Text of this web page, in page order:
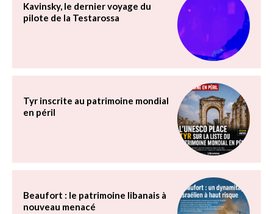
Kavinsky, le dernier voyage du
pilote de la Testarossa
Tyr inscrite au patrimoine mondial
en péril
Beaufort : le patrimoine libanais à
nouveau menacé